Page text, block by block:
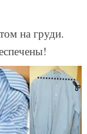
на груди.